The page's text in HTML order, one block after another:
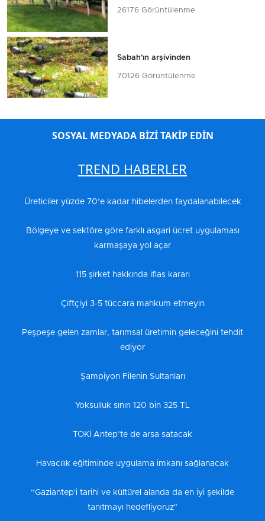
26176 Görüntülenme
Sabah'ın arşivinden
70126 Görüntülenme
SOSYAL MEDYADA BİZİ TAKİP EDİN
TREND HABERLER
Üreticiler yüzde 70’e kadar hibelerden faydalanabilecek
Bölgeye ve sektöre göre farklı asgari ücret uygulaması
karmaşaya yol açar
115 şirket hakkında iflas kararı
Çiftçiyi 3-5 tüccara mahkum etmeyin
Peşpeşe gelen zamlar, tarımsal üretimin geleceğini tehdit
ediyor
Şampiyon Filenin Sultanları
Yoksulluk sınırı 120 bin 325 TL
TOKİ Antep’te de arsa satacak
Havacılık eğitiminde uygulama imkanı sağlanacak
“Gaziantep'i tarihi ve kültürel alanda da en iyi şekilde
tanıtmayı hedefliyoruz"